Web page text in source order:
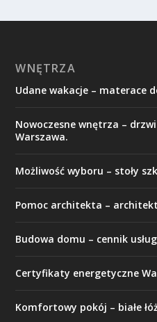
WNĘTRZA
Udane wakacje – materace
Nowoczesne wnętrza –
Warszawa.
Możliwość wyboru – stoły
Pomoc architekta –
Budowa domu – cennik
Certyfikaty energetyczne
Komfortowy pokój – białe